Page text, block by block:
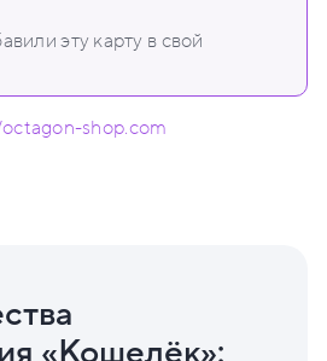
эту карту в свой
shop.com